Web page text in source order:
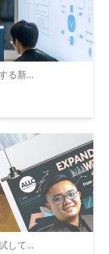
る新...
して...